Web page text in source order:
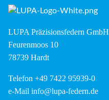
LUPA Präzisionsfedern GmbH
Feurenmoos 10
78739 Hardt
Telefon +49 7422 95939-0
e-Mail info@lupa-federn.de